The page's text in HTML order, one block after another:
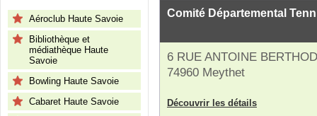
Aéroclub Haute Savoie
Bibliothèque et
médiathèque Haute
Savoie
Bowling Haute Savoie
Cabaret Haute Savoie
Comité Départemental
6 RUE ANTOINE BERTHOD
74960 Meythet
Découvrir les détails